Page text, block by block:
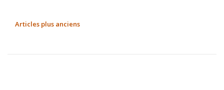
de
NAVIGATION
Articles plus anciens